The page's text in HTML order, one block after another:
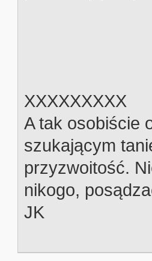
XXXXXXXXX
A tak osobiście
szukającym
przyzwoitość.
nikogo,
JK